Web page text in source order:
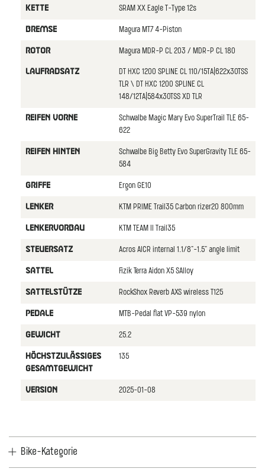
KETTE SRAM XX Eagle T-Type 12s
BREMSE Magura MT7 4-Piston
ROTOR Magura MDR-P CL 203 / MDR-P CL 180
LAUFRADSATZ
DT HXC 1200 SPLINE CL 110/15TA|622x30TSS
TLR \ DT HXC 1200 SPLINE CL
148/12TA|584x30TSS XD TLR
REIFEN VORNE
Schwalbe Magic Mary Evo SuperTrail TLE 65-
622
REIFEN HINTEN
Schwalbe Big Betty Evo SuperGravity TLE 65-
584
GRIFFE Ergon GE10
LENKER KTM PRIME Trail35 Carbon rizer20 800mm
LENKERVORBAU KTM TEAM II Trail35
STEUERSATZ Acros AICR internal 1.1/8"-1.5" angle limit
SATTEL Fizik Terra Aidon X5 SAlloy
SATTELSTüTZE RockShox Reverb AXS wireless T125
PEDALE MTB-Pedal flat VP-539 nylon
GEWICHT 25.2
HöCHSTZULäSSIGES
GESAMTGEWICHT
135
VERSION 2025-01-08
Bike-Kategorie